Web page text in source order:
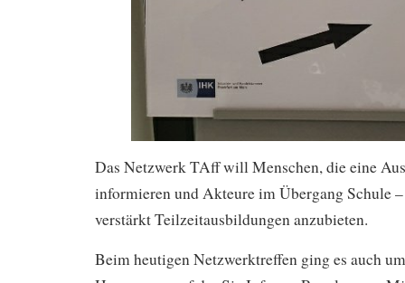
Das Netzwerk TAff will Menschen, die eine
informieren und Akteure im Übergang Schule
verstärkt Teilzeitausbildungen anzubieten.
Beim heutigen Netzwerktreffen ging es auch